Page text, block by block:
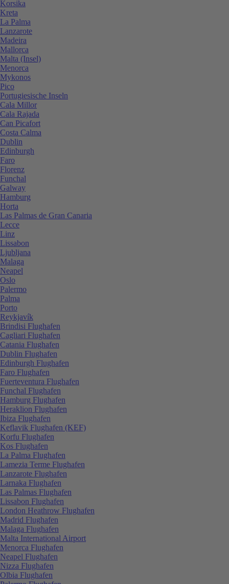
Korsika
Kreta
La Palma
Lanzarote
Madeira
Mallorca
Malta (Insel)
Menorca
Mykonos
Pico
Portugiesische Inseln
Cala Millor
Cala Rajada
Can Picafort
Costa Calma
Dublin
Edinburgh
Faro
Florenz
Funchal
Galway
Hamburg
Horta
Las Palmas de Gran Canaria
Lecce
Linz
Lissabon
Ljubljana
Malaga
Neapel
Oslo
Palermo
Palma
Porto
Reykjavík
Brindisi Flughafen
Cagliari Flughafen
Catania Flughafen
Dublin Flughafen
Edinburgh Flughafen
Faro Flughafen
Fuerteventura Flughafen
Funchal Flughafen
Hamburg Flughafen
Heraklion Flughafen
Ibiza Flughafen
Keflavik Flughafen (KEF)
Korfu Flughafen
Kos Flughafen
La Palma Flughafen
Lamezia Terme Flughafen
Lanzarote Flughafen
Larnaka Flughafen
Las Palmas Flughafen
Lissabon Flughafen
London Heathrow Flughafen
Madrid Flughafen
Malaga Flughafen
Malta International Airport
Menorca Flughafen
Neapel Flughafen
Nizza Flughafen
Olbia Flughafen